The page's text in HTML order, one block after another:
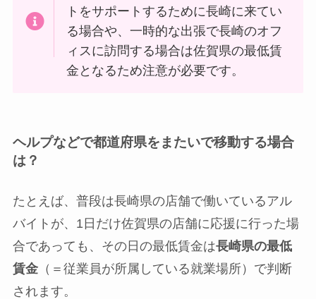
トをサポートするために長崎に来てい
る場合や、一時的な出張で長崎のオフ
ィスに訪問する場合は佐賀県の最低賃
金となるため注意が必要です。
ヘルプなどで都道府県をまたいで移動する場合
は？
たとえば、普段は長崎県の店舗で働いているアル
バイトが、1日だけ佐賀県の店舗に応援に行った場
合であっても、その日の最低賃金は長崎県の最低
賃金（＝従業員が所属している就業場所）で判断
されます。